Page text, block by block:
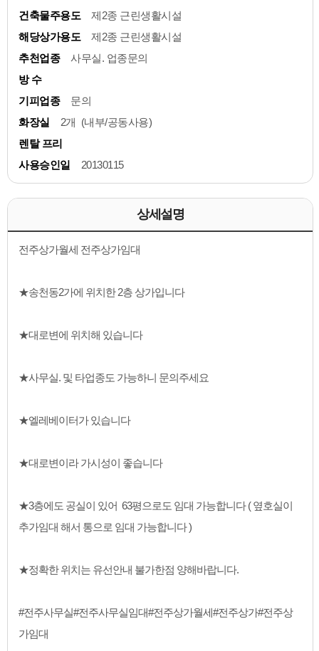
건축물주용도
제2종 근린생활시설
해당상가용도
제2종 근린생활시설
추천업종
사무실. 업종문의
방 수
기피업종
문의
화장실
2개 (내부/공동사용)
렌탈 프리
사용승인일
20130115
상세설명
전주상가월세 전주상가임대
★송천동2가에 위치한 2층 상가입니다
★대로변에 위치해 있습니다
★사무실. 및 타업종도 가능하니 문의주세요
★엘레베이터가 있습니다
★대로변이라 가시성이 좋습니다
★3층에도 공실이 있어 63평으로도 임대 가능합니다 ( 옆호실이
추가임대 해서 통으로 임대 가능합니다 )
★정확한 위치는 유선안내 불가한점 양해바랍니다.
#전주사무실#전주사무실임대#전주상가월세#전주상가#전주상
가임대